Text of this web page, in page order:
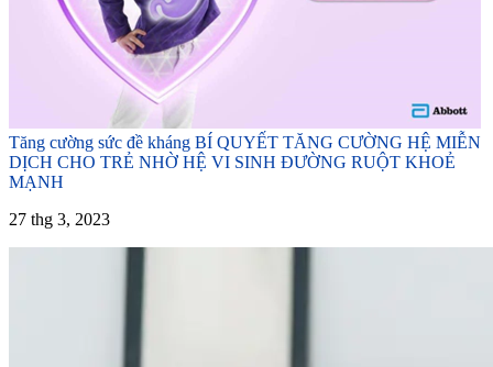
Tăng cường sức đề kháng BÍ QUYẾT TĂNG CƯỜNG HỆ MIỄN
DỊCH CHO TRẺ NHỜ HỆ VI SINH ĐƯỜNG RUỘT KHOẺ
MẠNH
27 thg 3, 2023